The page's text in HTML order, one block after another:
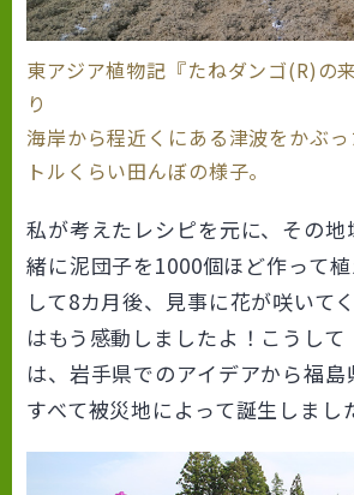
東アジア植物記『たねダンゴ(R)の
り
海岸から程近くにある津波をかぶ
トルくらい田んぼの様子。
私が考えたレシピを元に、その
緒に泥団子を1000個ほど作って
して8カ月後、見事に花が咲いて
はもう感動しましたよ！こうして
は、岩手県でのアイデアから福島
すべて被災地によって誕生しまし